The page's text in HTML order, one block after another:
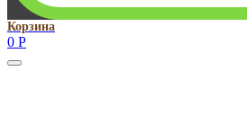
Корзина
0 Р